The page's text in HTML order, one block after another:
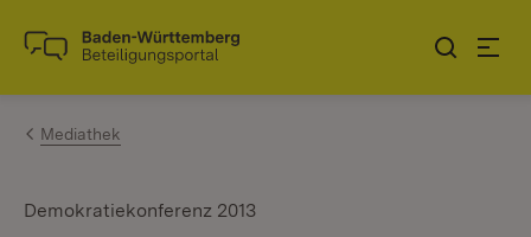
Zum Inhalt springen
Link zur Startseite
Mediathek
Demokratiekonferenz 2013